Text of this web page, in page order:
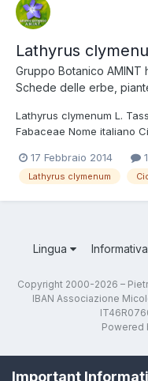
Lathyrus
Gruppo Botanico AMINT
Schede delle erbe,
Lathyrus clymenum L.
Fabaceae Nome italiano
lunghi fino a 100 cm,
larghe fino a 3 mm. Le
17 Febbraio 2014
Lathyrus clymenum
Lingua
Copyright 2000-2026 –
IBAN Associazione
Powered
Important